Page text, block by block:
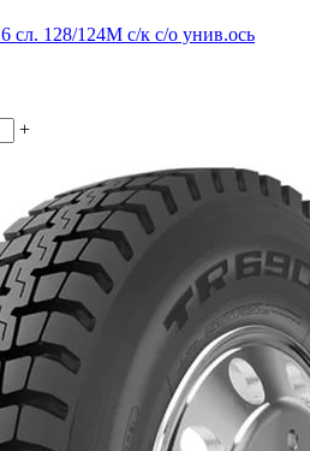
128/124M с/к с/о унив.ось
+